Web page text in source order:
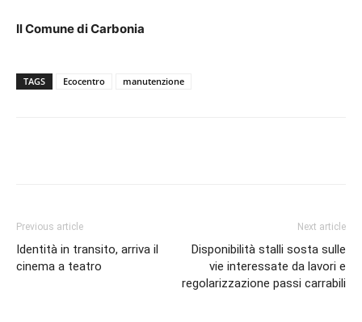
Il Comune di Carbonia
TAGS Ecocentro manutenzione
Previous article
Identità in transito, arriva il
cinema a teatro
Next article
Disponibilità stalli sosta sulle
vie interessate da lavori e
regolarizzazione passi carrabili